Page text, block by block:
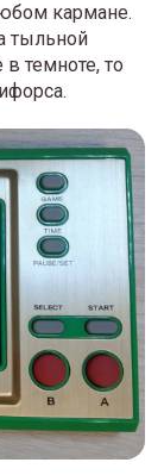
кармане.
тыльной
в темноте, то